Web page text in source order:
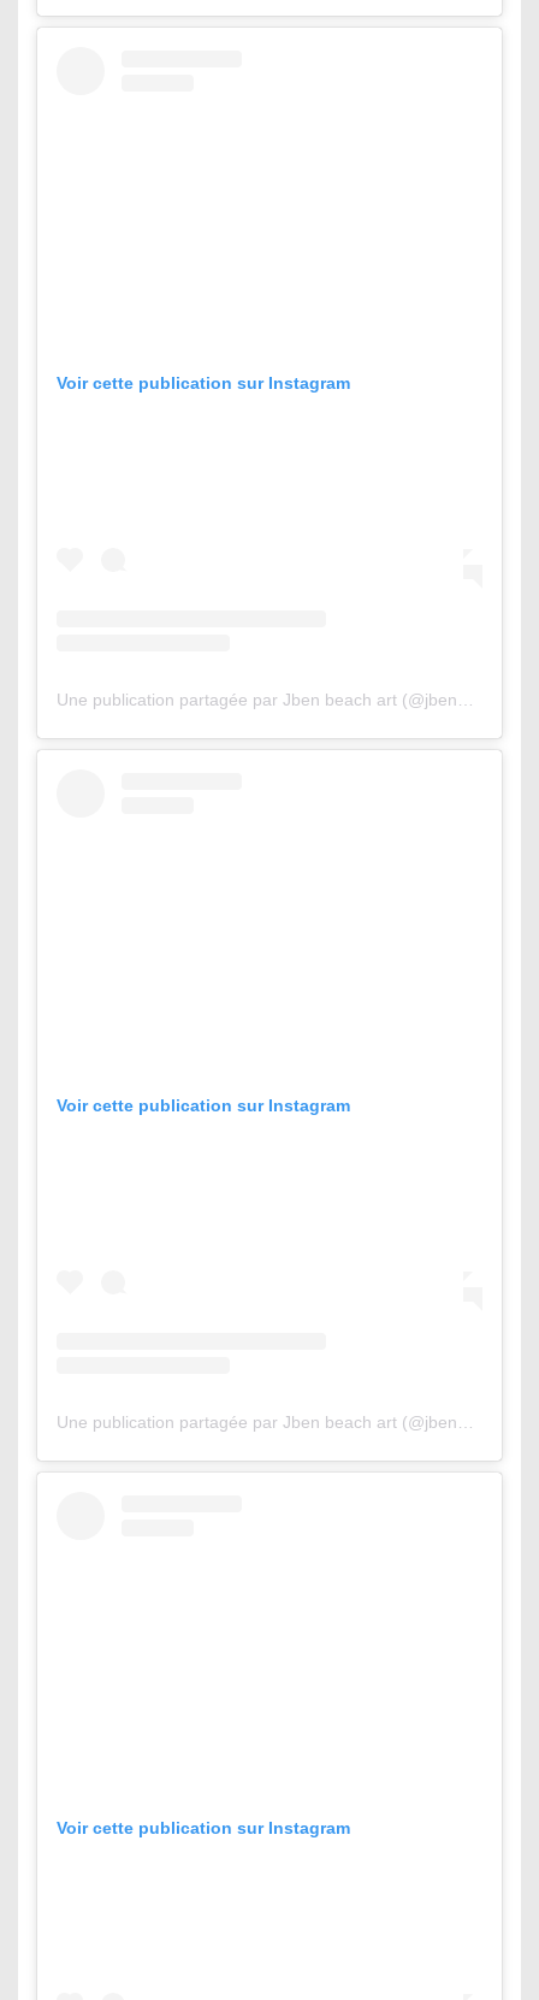
Voir cette publication sur Instagram
Une publication partagée par Jben beach art (@jbenart)
Voir cette publication sur Instagram
Une publication partagée par Jben beach art (@jbenart)
Voir cette publication sur Instagram